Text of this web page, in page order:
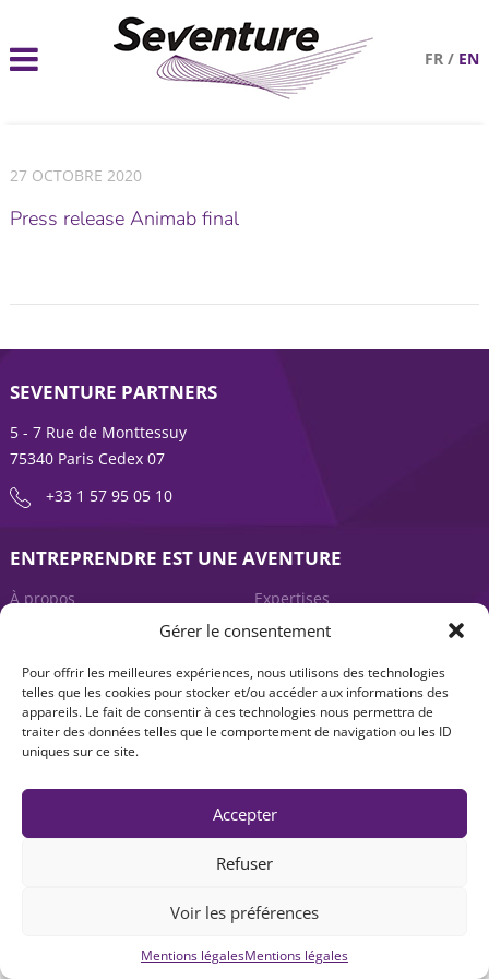
Gérer le consentement
Pour offrir les meilleures expériences, nous utilisons des technologies
telles que les cookies pour stocker et/ou accéder aux informations des
appareils. Le fait de consentir à ces technologies nous permettra de
traiter des données telles que le comportement de navigation ou les ID
uniques sur ce site.
Accepter
Refuser
Voir les préférences
Mentions légalesMentions légales
FR / EN
27 OCTOBRE 2020
Press release Animab final
SEVENTURE PARTNERS
5 - 7 Rue de Monttessuy
75340 Paris Cedex 07
+33 1 57 95 05 10
ENTREPRENDRE EST UNE AVENTURE
À propos
Expertises
Actualités
Contact